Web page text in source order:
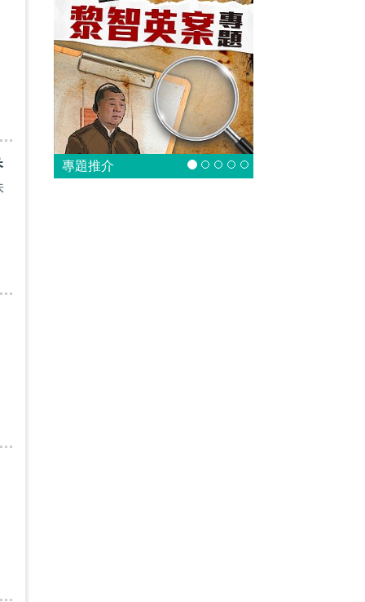
專題推介